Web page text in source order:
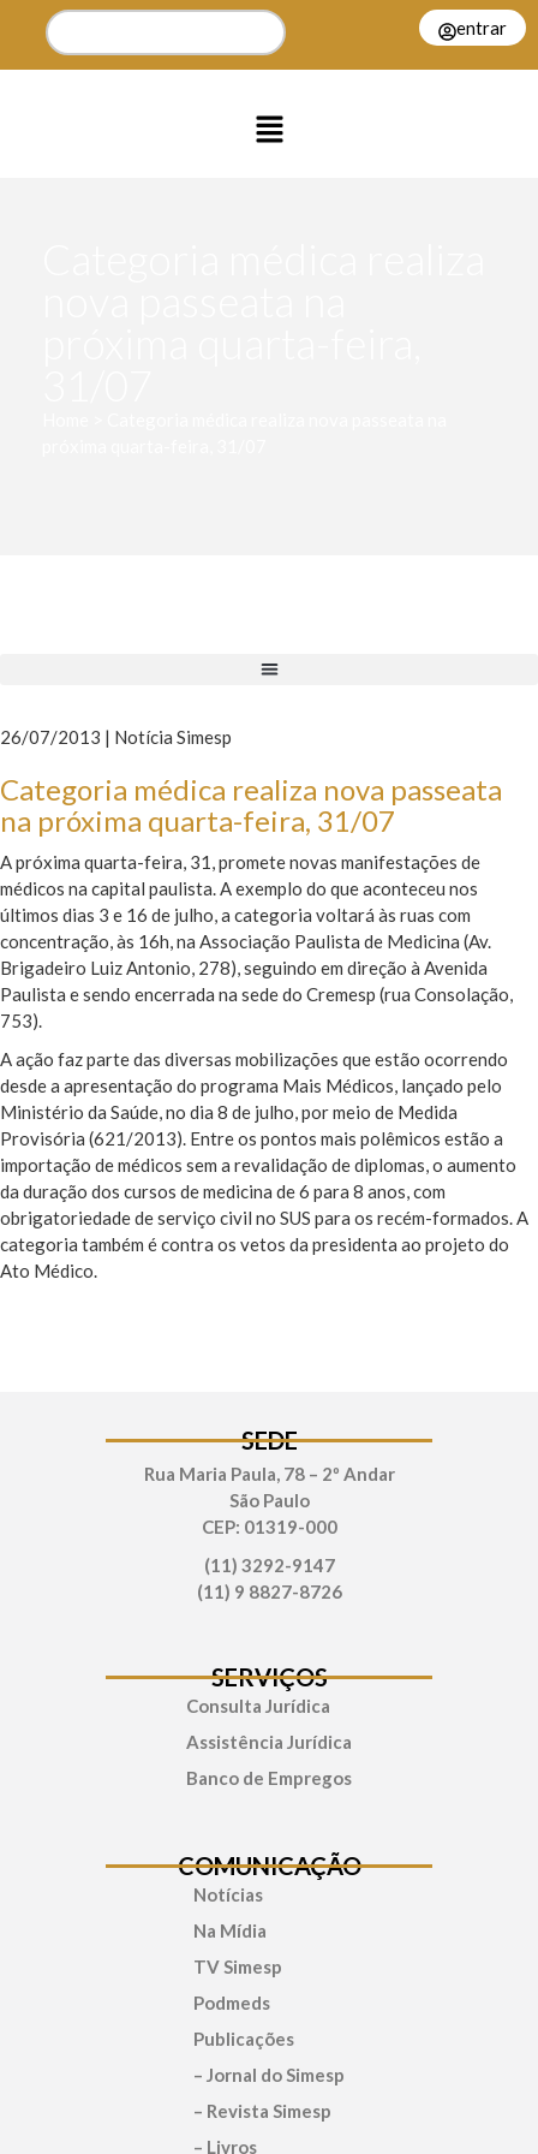
entrar
26/07/2013 | Notícia Simesp
Categoria médica realiza nova passeata
na próxima quarta-feira, 31/07
A próxima quarta-feira, 31, promete novas manifestações de
médicos na capital paulista. A exemplo do que aconteceu nos
últimos dias 3 e 16 de julho, a categoria voltará às ruas com
concentração, às 16h, na Associação Paulista de Medicina (Av.
Brigadeiro Luiz Antonio, 278), seguindo em direção à Avenida
Paulista e sendo encerrada na sede do Cremesp (rua Consolação,
753).
A ação faz parte das diversas mobilizações que estão ocorrendo
desde a apresentação do programa Mais Médicos, lançado pelo
Ministério da Saúde, no dia 8 de julho, por meio de Medida
Provisória (621/2013). Entre os pontos mais polêmicos estão a
importação de médicos sem a revalidação de diplomas, o aumento
da duração dos cursos de medicina de 6 para 8 anos, com
obrigatoriedade de serviço civil no SUS para os recém-formados. A
categoria também é contra os vetos da presidenta ao projeto do
Ato Médico.
SEDE
Rua Maria Paula, 78 – 2º Andar
São Paulo
CEP: 01319-000
(11) 3292-9147
(11) 9 8827-8726
SERVIÇOS
Consulta Jurídica
Assistência Jurídica
Banco de Empregos
COMUNICAÇÃO
Notícias
Na Mídia
TV Simesp
Podmeds
Publicações
– Jornal do Simesp
– Revista Simesp
– Livros